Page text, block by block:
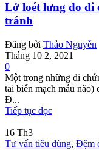
Lở loét lưng do di
tránh
Đăng bởi Thảo Nguyễn
Tháng 10 2, 2021
0
Một trong những di
tai biến mạch máu
Đ...
Tiếp tục đọc
16 Th3
Tư vấn tiêu dùng, Đệm